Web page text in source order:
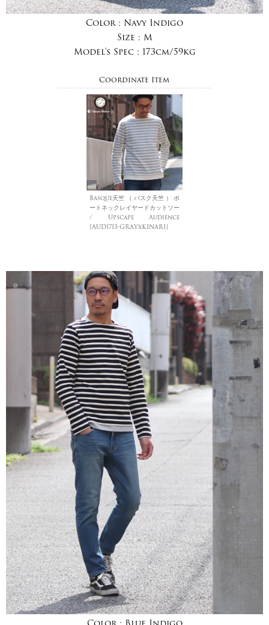
Color : Navy Indigo
Size : M
Model's Spec : 173cm/59kg
Coordinate Item
Basque天竺 （ バスク天竺 ） ボ
ートネックレイヤードカットソー
/ Upscape Audience
[AUD1713-GRAYxKINARI]